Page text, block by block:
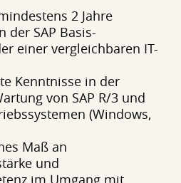
2 Jahre
der SAP Basis-
einer vergleichbaren IT-
Kenntnisse in der
von SAP R/3 und
(Windows,
Maß an
und
im Umgang mit